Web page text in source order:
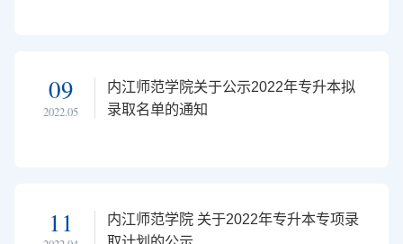
09
2022.05
内江师范学院关于公示2022年专升本拟
录取名单的通知
11
内江师范学院 关于2022年专升本专项录